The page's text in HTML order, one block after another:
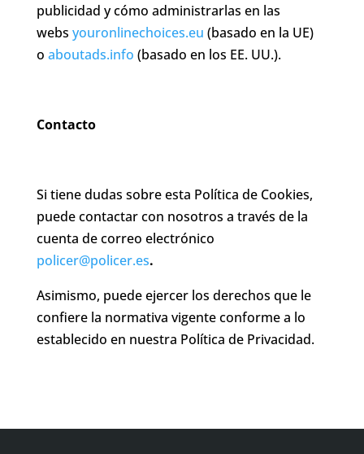
publicidad y cómo administrarlas en las
webs youronlinechoices.eu (basado en la UE)
o aboutads.info (basado en los EE. UU.).
Contacto
Si tiene dudas sobre esta Política de Cookies,
puede contactar con nosotros a través de la
cuenta de correo electrónico
policer@policer.es.
Asimismo, puede ejercer los derechos que le
confiere la normativa vigente conforme a lo
establecido en nuestra Política de Privacidad.